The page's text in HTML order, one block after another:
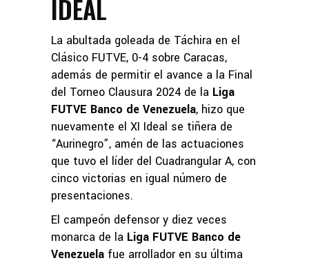
IDEAL
La abultada goleada de Táchira en el
Clásico FUTVE, 0-4 sobre Caracas,
además de permitir el avance a la Final
del Torneo Clausura 2024 de la Liga
FUTVE Banco de Venezuela, hizo que
nuevamente el XI Ideal se tiñera de
“Aurinegro”, amén de las actuaciones
que tuvo el líder del Cuadrangular A, con
cinco victorias en igual número de
presentaciones.
El campeón defensor y diez veces
monarca de la Liga FUTVE Banco de
Venezuela fue arrollador en su última